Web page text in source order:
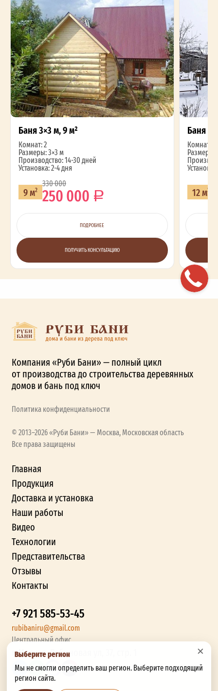
×
Выберите регион
Мы не смогли определить ваш регион. Выберите подходящий
регион сайта.
Баня 3×3 м, 9 м²
Комнат: 2
Размеры: 3×3 м
Производство: 14-30 дней
Установка: 2-4 дня
9 м2
330 000
250 000
ПОДРОБНЕЕ
ПОЛУЧИТЬ КОНСУЛЬТАЦИЮ
Баня
Комнат: 2
Размеры:
12 м2
Компания «Руби Бани» — полный цикл
от производства до строительства деревянных
домов и бань под ключ
Политика конфиденциальности
© 2013–2026 «Руби Бани» — Москва, Московская область
Все права защищены
Главная
Продукция
Доставка и установка
Наши работы
Видео
Технологии
Представительства
Отзывы
Контакты
+7 921 585-53-45
rubibaniru@gmail.com
Центральный офис
г. Москва, Рябиновая ул, 37, стр. 1